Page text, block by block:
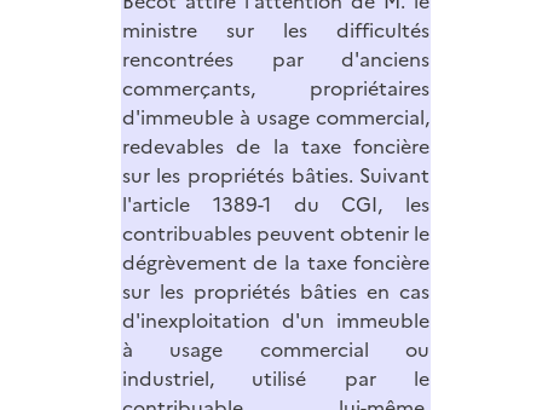
ministre sur les difficultés
rencontrées par d'anciens
commerçants, propriétaires
d'immeuble à usage commercial,
redevables de la taxe foncière
sur les propriétés bâties. Suivant
l'article 1389-1 du CGI, les
contribuables peuvent obtenir le
dégrèvement de la taxe foncière
sur les propriétés bâties en cas
d'inexploitation d'un immeuble
à usage commercial ou
industriel, utilisé par le